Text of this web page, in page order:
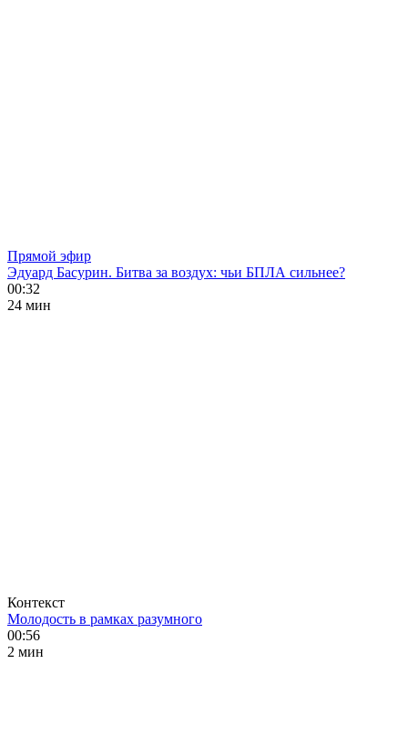
Прямой эфир
Эдуард Басурин. Битва за воздух: чьи БПЛА сильнее?
00:32
24 мин
Контекст
Молодость в рамках разумного
00:56
2 мин